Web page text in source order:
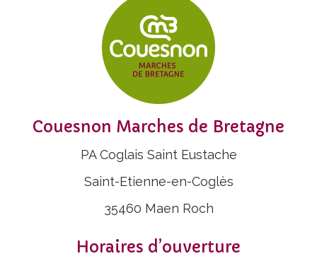
Couesnon Marches de Bretagne
PA Coglais Saint Eustache
Saint-Etienne-en-Coglès
35460 Maen Roch
Horaires d’ouverture